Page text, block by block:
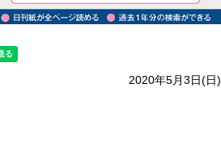
2020年5月3日(日)